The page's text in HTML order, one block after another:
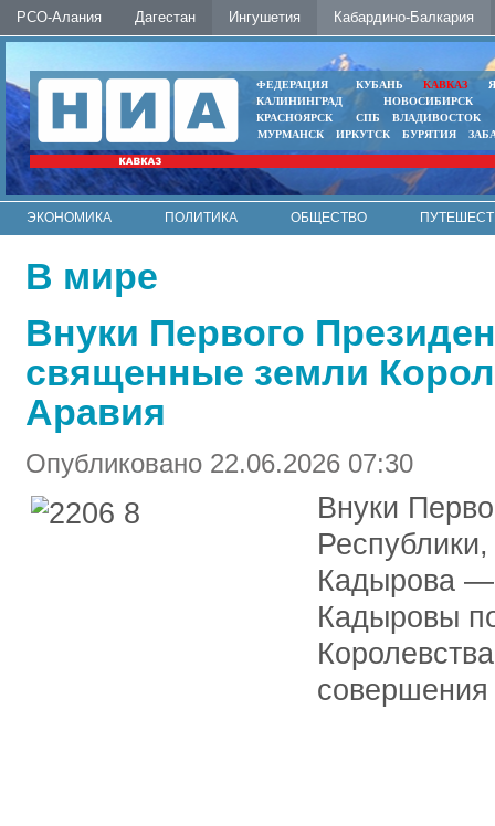
РСО-Алания Дагестан Ингушетия Кабардино-Балкария
ФЕДЕРАЦИЯ КУБАНЬ КАВКАЗ
КАЛИНИНГРАД
НОВОСИБИРСК
КРАСНОЯРСК
СПБ
ВЛАДИВОСТОК
МУРМАНСК
ИРКУТСК БУРЯТИЯ
ЭКОНОМИКА ПОЛИТИКА ОБЩЕСТВО
В мире
Внуки Первого
священные земли
Аравия
Опубликовано 22.06.2026 07:30
Внуки
Кадырова
Кадыровы